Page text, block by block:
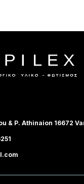
& P. Athinaion 16672